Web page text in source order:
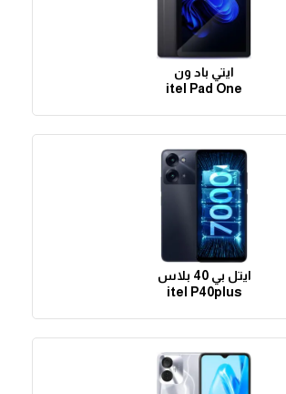
ايتي باد ون
itel Pad One
ايتل بي 40 بلاس
itel P40plus